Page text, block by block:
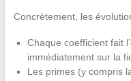
Concrètement, les
Chaque coefficient fait
immédiatement sur la
Les primes (y compris